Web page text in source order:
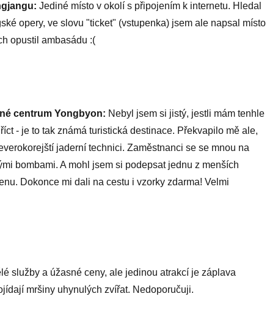
Jediné místo v okolí s připojením k internetu. Hledal
opery, ve slovu "ticket" (vstupenka) jsem ale napsal místo
opustil ambasádu :(
centrum Yongbyon: Nebyl jsem si jistý, jestli mám tenhle
- je to tak známá turistická destinace. Překvapilo mě ale,
jaderní technici. Zaměstnanci se se mnou na
bombami. A mohl jsem si podepsat jednu z menších
Dokonce mi dali na cestu i vzorky zdarma! Velmi
služby a úžasné ceny, ale jedinou atrakcí je záplava
mršiny uhynulých zvířat. Nedoporučuji.